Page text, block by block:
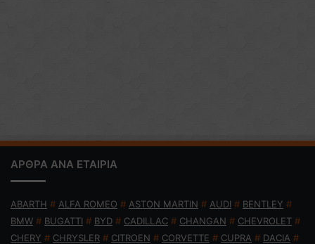
ΑΡΘΡΑ ΑΝΑ ΕΤΑΙΡΙΑ
ABARTH # ALFA ROMEO # ASTON MARTIN # AUDI # BENTLEY #
BMW # BUGATTI # BYD # CADILLAC # CHANGAN # CHEVROLET #
CHERY # CHRYSLER # CITROEN # CORVETTE # CUPRA # DACIA #